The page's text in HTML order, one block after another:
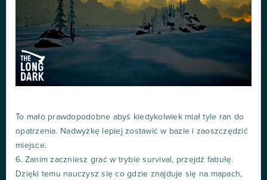
To mało prawdopodobne abyś kiedykolwiek miał tyle ran do
opatrzenia. Nadwyżkę lepiej zostawić w bazie i zaoszczędzić
miejsce.
6. Zanim zaczniesz grać w trybie survival, przejdź fabułę.
Dzięki temu nauczysz się co gdzie znajduje się na mapach,